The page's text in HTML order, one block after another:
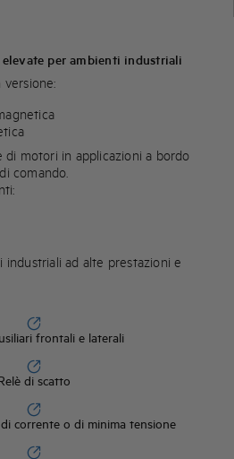
per ambienti industriali
di motori in applicazioni a bordo
comando.
ad alte prestazioni e
frontali e laterali
di scatto
corrente o di minima tensione